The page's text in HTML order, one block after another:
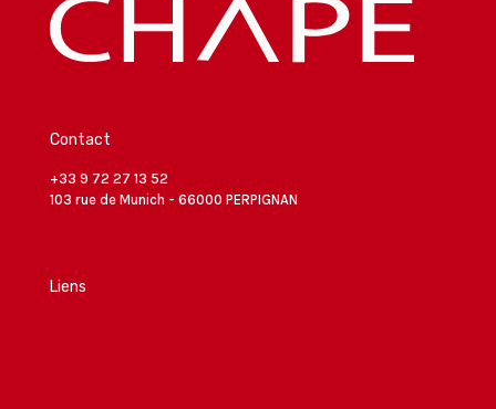
Contact
+33 9 72 27 13 52
103 rue de Munich - 66000 PERPIGNAN
Liens